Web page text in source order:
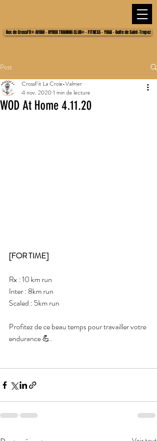
Box de CrossFit® Affilié - HYROX TRAINING CLUB® - FITNESS - YOGA - Golfe de Saint-Tropez
Post
WOD At Home 4.11.20
CrossFit La Croix-Valmer
4 nov. 2020 1 min de lecture
[FOR TIME]
Rx : 10 km run
Inter : 8km run
Scaled : 5km run
Profitez de ce beau temps pour travailler votre
endurance 💪.